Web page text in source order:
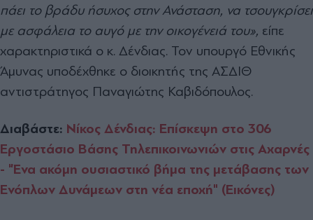
πάει το βράδυ ήσυχος στην Ανάσταση, να τσουγκρίσει
με ασφάλεια το αυγό με την οικογένειά του», είπε
χαρακτηριστικά ο κ. Δένδιας. Τον υπουργό Εθνικής
Άμυνας υποδέχθηκε ο διοικητής της ΑΣΔΙΘ
αντιστράτηγος Παναγιώτης Καβιδόπουλος.
Διαβάστε: Νίκος Δένδιας: Επίσκεψη στο 306
Εργοστάσιο Βάσης Τηλεπικοινωνιών στις Αχαρνές
- "Ένα ακόμη ουσιαστικό βήμα της μετάβασης των
Ενόπλων Δυνάμεων στη νέα εποχή" (Εικόνες)